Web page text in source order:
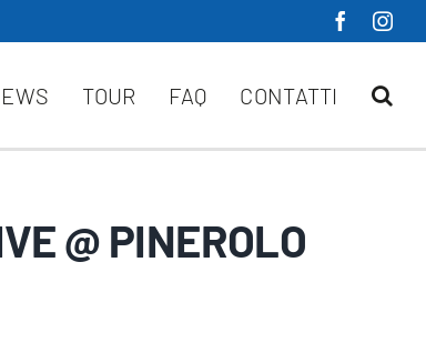
TOUR FAQ CONTATTI
@ PINEROLO